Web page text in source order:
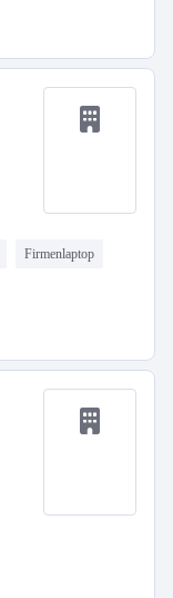
Firmenlaptop